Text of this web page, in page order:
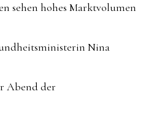
sehen hohes Marktvolumen
Nina
Abend der